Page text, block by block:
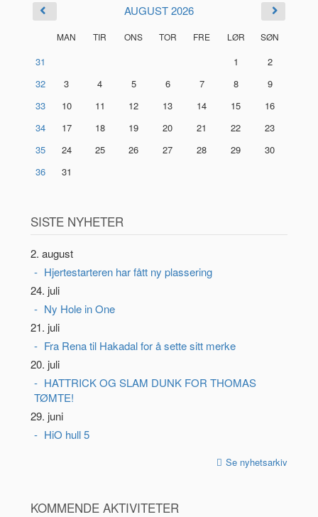
AUGUST 2026
MAN TIR ONS TOR FRE LØR SØN
31 1
2
32
3 4 5 6 7 8
9
33
10 11 12 13 14 15
16
34
17 18 19 20 21 22
23
35
24 25 26 27 28 29
30
36
31
SISTE NYHETER
2. august
Hjertestarteren har fått ny plassering
24. juli
Ny Hole in One
21. juli
Fra Rena til Hakadal for å sette sitt merke
20. juli
HATTRICK OG SLAM DUNK FOR THOMAS
TØMTE!
29. juni
HiO hull 5
Se nyhetsarkiv
KOMMENDE AKTIVITETER